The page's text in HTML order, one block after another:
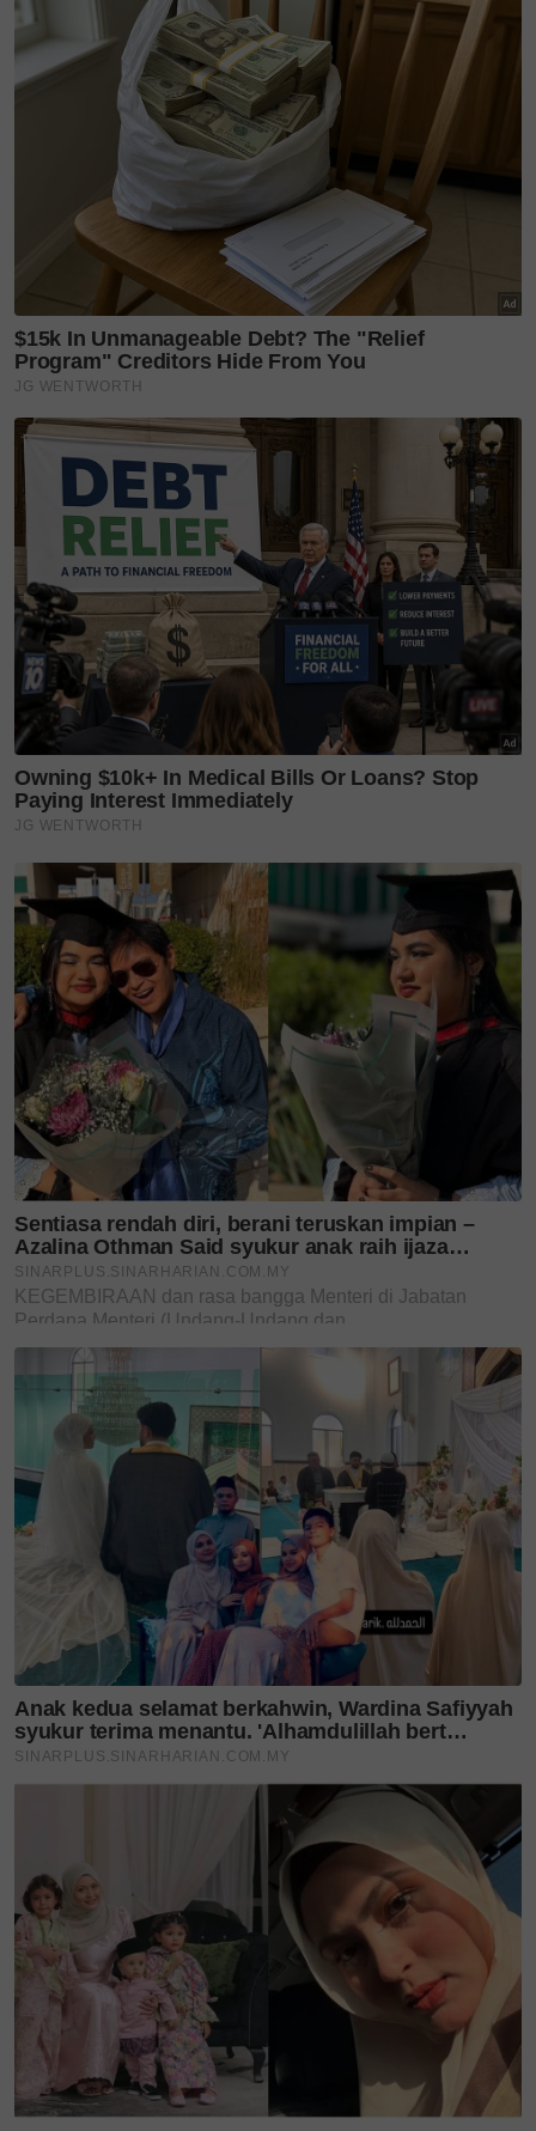
Hari lahir kali ini bukan sekadar perayaan, tapi
sebuah peringatan bahawa kasih sayang itu ada
dalam pelbagai bentuk. Dan Bella bersyukur kerana
memilikinya dalam hidupnya.
Layari portalSinarPlus untuk info terkini dan bermanfaat!
Twitter,YouTube&TikTok. Join grup kami DI SINI
untuk info dan kisah penuh inspirasi
Jangan lupa dapatkan promosi istimewaMAKANAN
KUCING TOMKRAFyang kini sudah berada di 37
cawangan KK Super Mart terpilih di Shah Alam atau beli
secara online di platformShopee Karangkraf Mallsekarang
bella Astilah
Syed Saddiq
pelangi
hari jadi
surprise hari jadi
Teruskan membaca
'Saya tidak pernah give up' -
Betty Banafe menang kes...
'Ibu awak sangat hebat.' -
Ayash Affan genap 5 tahun,...
Bukan sekadar penyanyi,
Hussain kini curi perhatian
dengan...
'You complete me' - jarang
kongsi kisah rumah
tangga,...